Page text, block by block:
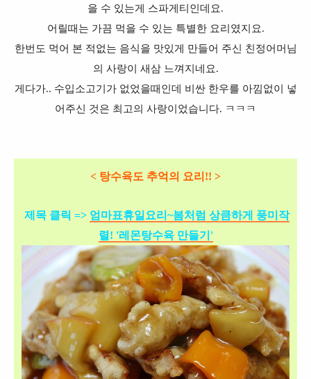
을 수 있는게 스파게티인데요.
어릴때는 가끔 먹을 수 있는 특별한 요리였지요.
한번도 먹어 본 적없는 음식을 맛있게 만들어 주신 친정어머님
의 사랑이 새삼 느껴지네요.
게다가.. 수입소고기가 없었을때인데 비싼 한우를 아낌없이 넣
어주신 것은 최고의 사랑이었습니다. ㅋㅋㅋ
< 탕수육도 추억의 요리!! >
제목 클릭 => 엄마표휴일요리~봄처럼 상큼하게 풍미작
렬! '레몬탕수육 만들기'